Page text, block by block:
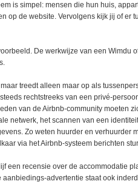
is simpel: mensen die hun huis,
op de website. Vervolgens kijk jij of er
De werkwijze van een Wimdu
treedt alleen maar op als
rechtstreeks van een privé-
van de Airbnb-community moeten
netwerk, het scannen van een
Zo weten huurder en verhuurder
via het Airbnb-systeem berichten
een recensie over de accommodatie
advertentie staat ook